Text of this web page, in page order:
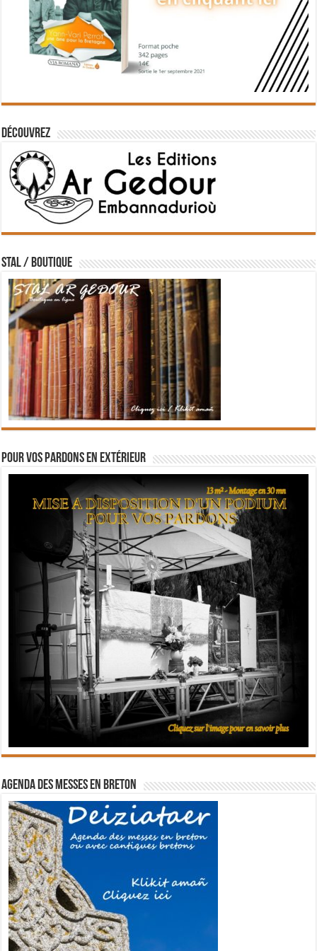
Découvrez
STAL / BOUTIQUE
Pour vos pardons en extérieur
Agenda des messes en breton